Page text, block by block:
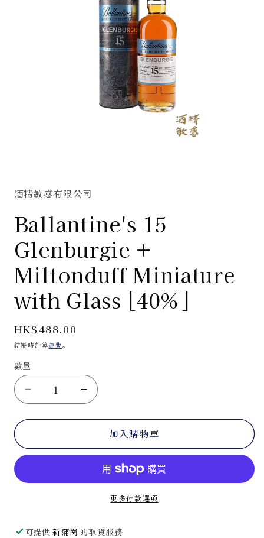
動
中
開
啟
多
媒
體
案
酒精敏感有限公司
Ballantine's 15
Glenburgie +
Miltonduff Miniature
with Glass [40%]
定
價
HK$488.00
結帳時計算運費。
數量
Ballantine&#39;s
15
Glenburgie
Miltonduff
Glass
量
Ballantine&#39;s
15
Glenburgie
Miltonduff
with
Glass
[40%]
量
加入購物車
更多付款選項
可提供新蒲崗 的取貨服務